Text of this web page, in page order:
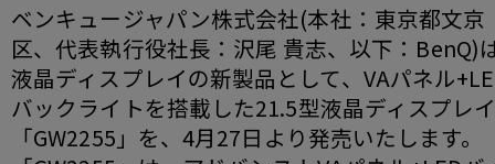
ベンキュージャパン株式会社(本社：東京都文京
区、代表執行役社長：沢尾 貴志、以下：BenQ)
液晶ディスプレイの新製品として、VAパネル
バックライトを搭載した21.5型液晶ディスプレ
「GW2255」を、4月27日より発売いたします。